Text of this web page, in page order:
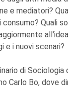
e mediatori?
Quali
e i nuovi scenari?
di Sociologia
Carlo Bo, dove